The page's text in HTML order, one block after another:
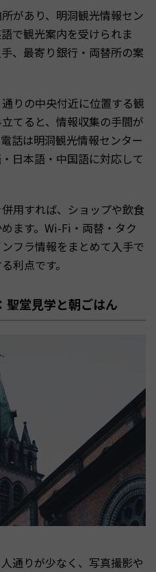
があり、明洞観光情報セン
で観光案内を受けられま
、最寄り銀行・両替所の案
りの中央付近に位置する観
てると、情報収集の手間が
話は明洞観光情報センター
日本語・中国語に対応して
用すれば、ショップや飲食
ます。Wi-Fi・両替・タク
フラ情報をまとめて入手で
利点です。
堂見学と朝ごはん
通りが少なく、写真撮影や